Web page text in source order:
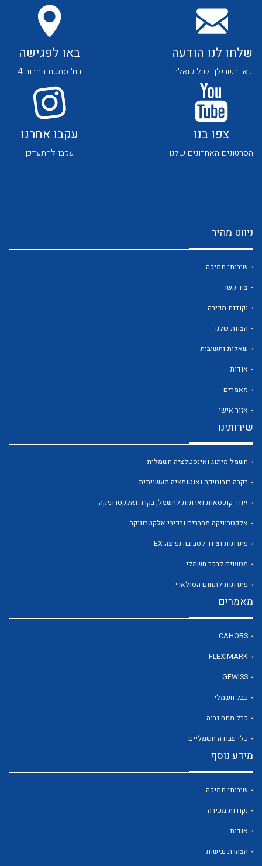
לכל מוצרי היצרן לכל מוצרי היצרן
לכל מוצרי היצרן לכל מוצרי היצרן
שלחו לנו הודעה
כאן בשבילך לכל שאלה
באו לפגישה
רח' סמטת התבור 4
צפו בנו
הסרטונים האחרונים שלנו
עקבו אחרנו
עקבו להתעדכן
ניווט מהיר
שירותי תמיכה
צור קשר
נקודות מכירה
הצוות שלנו
שאלות ותשובות
אודות
מאמרים
אזור אישי
שירותינו
חשמל מיתוג ואינסטלציה חשמלית
בקרה רובוטיקה ואוטומציה תעשייתית
זיווד קופסאות וארונות לחשמל, בקרה ואלקטרוניקה
אלקטרוניקה מחברים ורכיבי אלקטרוניקה
פתרונות וציוד לסביבה נפיצה EX
מטענים לרכב חשמלי
פתרונות לתחום הסולארי
מאמרים
CAHORS
FLEXIMARK
GEWISS
כבל חשמלי
כבל מתח גבוה
כלי עבודה חשמליים
מידע נוסף
שירותי תמיכה
נקודות מכירה
אודות
הצהרת נגישות